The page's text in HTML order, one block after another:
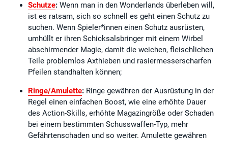
Schutze: Wenn man in den Wonderlands überleben will,
ist es ratsam, sich so schnell es geht einen Schutz zu
suchen. Wenn Spieler*innen einen Schutz ausrüsten,
umhüllt er ihren Schicksalsbringer mit einem Wirbel
abschirmender Magie, damit die weichen, fleischlichen
Teile problemlos Axthieben und rasiermesserscharfen
Pfeilen standhalten können;
Ringe/Amulette: Ringe gewähren der Ausrüstung in der
Regel einen einfachen Boost, wie eine erhöhte Dauer
des Action-Skills, erhöhte Magazingröße oder Schaden
bei einem bestimmten Schusswaffen-Typ, mehr
Gefährtenschaden und so weiter. Amulette gewähren